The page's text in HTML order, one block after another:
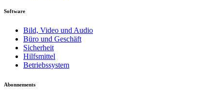
Software
Bild, Video und Audio
Büro und Geschäft
Sicherheit
Hilfsmittel
Betriebssystem
Abonnements